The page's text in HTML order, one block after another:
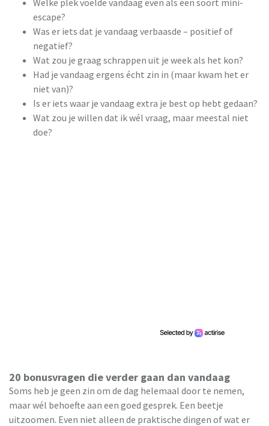
escape?
Was er iets dat je vandaag verbaasde – positief of
negatief?
Wat zou je graag schrappen uit je week als het kon?
Had je vandaag ergens écht zin in (maar kwam het er
niet van)?
Is er iets waar je vandaag extra je best op hebt gedaan?
Wat zou je willen dat ik wél vraag, maar meestal niet
doe?
20 bonusvragen die verder gaan dan vandaag
Soms heb je geen zin om de dag helemaal door te nemen,
maar wél behoefte aan een goed gesprek. Een beetje
uitzoomen. Even niet alleen de praktische dingen of wat er